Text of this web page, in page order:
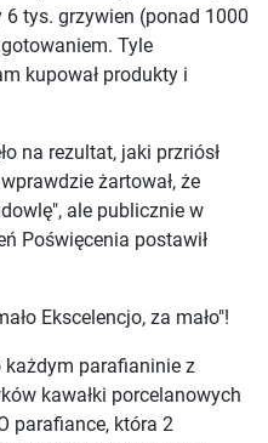
tys. grzywien (ponad 1000
Tyle
kupował produkty i
na rezultat, jaki przriósł
żartował, że
ale publicznie w
Poświęcenia postawił
Ekscelencjo, za mało"!
każdym parafianinie z
kawałki porcelanowych
parafiance, która 2